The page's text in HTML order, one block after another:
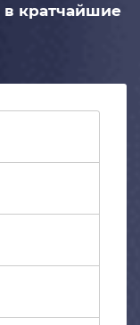
в кратчайшие